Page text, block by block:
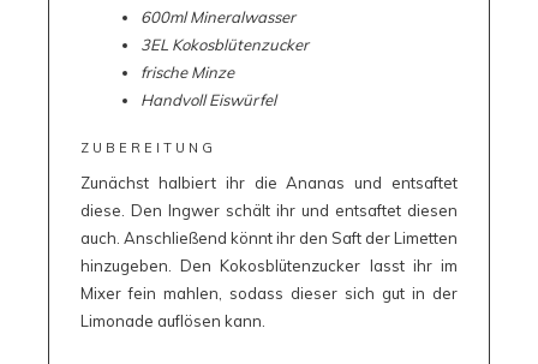
600ml Mineralwasser
3EL Kokosblütenzucker
frische Minze
Handvoll Eiswürfel
ZUBEREITUNG
Zunächst halbiert ihr die Ananas und entsaftet
diese. Den Ingwer schält ihr und entsaftet diesen
auch. Anschließend könnt ihr den Saft der Limetten
hinzugeben. Den Kokosblütenzucker lasst ihr im
Mixer fein mahlen, sodass dieser sich gut in der
Limonade auflösen kann.